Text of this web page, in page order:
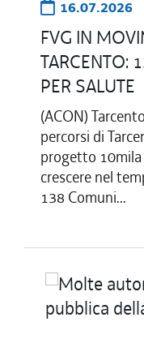
16.07.2026
FVG IN
TARCENTO:
PER SALUTE
(ACON)
percorsi di
progetto 10mila
crescere nel
138 Comuni...